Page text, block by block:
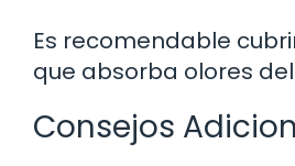
Es recomendable
que absorba olores
Consejos